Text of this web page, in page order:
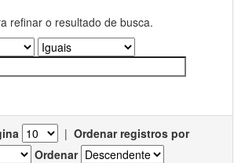
refinar o resultado de busca.
| Ordenar registros por
Ordenar